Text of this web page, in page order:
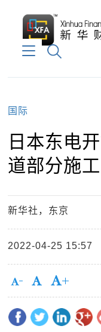
国际
日本东电
道部分施工
新华社，东京
2022-04-25 15:57